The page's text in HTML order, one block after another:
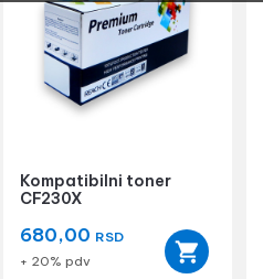
Kompatibilni toner
CF230X
680,00 RSD
+ 20% pdv